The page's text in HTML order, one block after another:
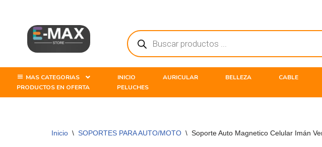
contenido
MAS CATEGORIAS INICIO AURICULAR BELLEZA CABLE
PRODUCTOS EN OFERTA
PELUCHES
Inicio \ SOPORTES PARA AUTO/MOTO \ Soporte Auto Magnetico Celular Imán